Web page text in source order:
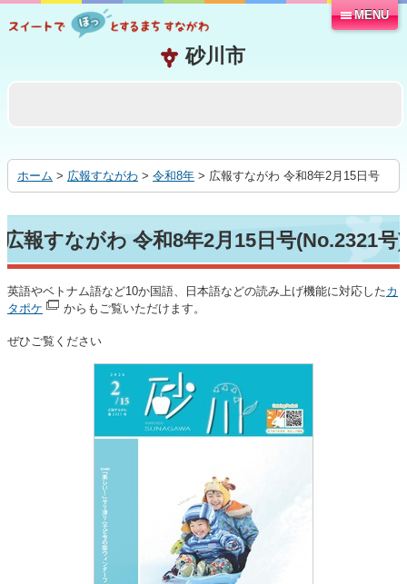
る
MENU
ホーム > 広報すながわ > 令和8年 > 広報すながわ 令和8年2月15日号
広報すながわ 令和8年2月15日号(No.2321号)
英語やベトナム語など10か国語、日本語などの読み上げ機能に対応したカ
タポケ
からもご覧いただけます。
ぜひご覧ください